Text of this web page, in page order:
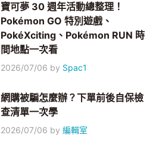
寶可夢 30 週年活動總整理！
Pokémon GO 特別遊戲、
PokéXciting、Pokémon RUN 時
間地點一次看
2026/07/06 by Spac1
網購被騙怎麼辦？下單前後自保檢
查清單一次學
2026/07/06 by編輯室